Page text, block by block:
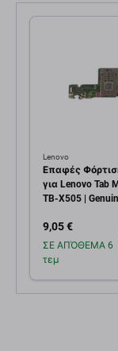
Lenovo
Επαφές
για Lenovo Tab
TB-X505 |
9,05 €
ΣΕ ΑΠΌΘΕΜΑ 6
τεμ